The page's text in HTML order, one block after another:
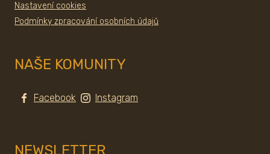
Nastavení cookies
Podmínky zpracování osobních údajů
NAŠE KOMUNITY
Facebook Instagram
NEWSLETTER